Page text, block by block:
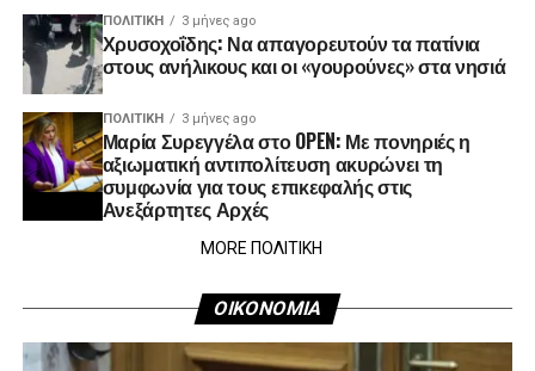
ΠΟΛΙΤΙΚΉ 3 μήνες ago
Χρυσοχοΐδης: Να απαγορευτούν τα πατίνια
στους ανήλικους και οι «γουρούνες» στα νησιά
ΠΟΛΙΤΙΚΉ 3 μήνες ago
Μαρία Συρεγγέλα στο OPEN: Με πονηριές η
αξιωματική αντιπολίτευση ακυρώνει τη
συμφωνία για τους επικεφαλής στις
Ανεξάρτητες Αρχές
MORE ΠΟΛΙΤΙΚΗ
ΟΙΚΟΝΟΜΙΑ